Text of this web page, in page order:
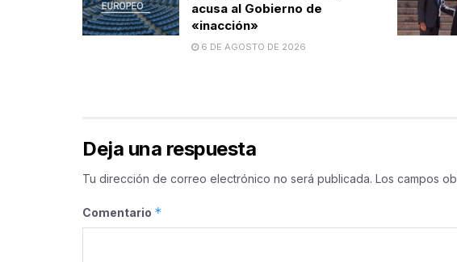
acusa al Gobierno de
«inacción»
6 DE AGOSTO DE 2026
Deja una respuesta
Tu dirección de correo electrónico no será publicada. Los campos
Comentario *